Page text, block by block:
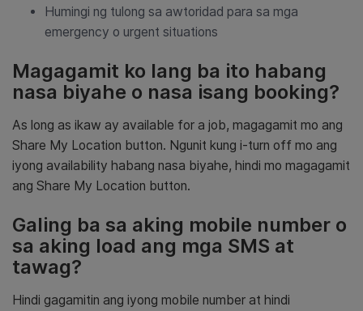
Humingi ng tulong sa awtoridad para sa mga
emergency o urgent situations
Magagamit ko lang ba ito habang
nasa biyahe o nasa isang booking?
As long as ikaw ay available for a job, magagamit mo ang
Share My Location button. Ngunit kung i-turn off mo ang
iyong availability habang nasa biyahe, hindi mo magagamit
ang Share My Location button.
Galing ba sa aking mobile number o
sa aking load ang mga SMS at
tawag?
Hindi gagamitin ang iyong mobile number at hindi